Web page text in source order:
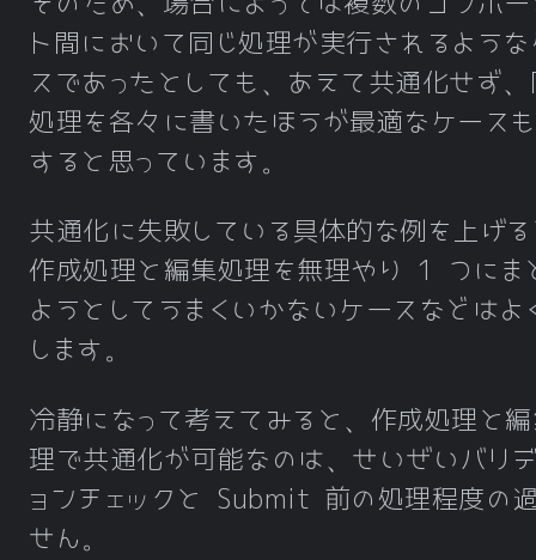
ト間において同じ処理が実行されるよう
スであったとしても、あえて共通化せず、
処理を各々に書いたほうが最適なケース
すると思っています。
共通化に失敗している具体的な例を上げ
作成処理と編集処理を無理やり 1 つにま
ようとしてうまくいかないケースなどはよ
します。
冷静になって考えてみると、作成処理と
理で共通化が可能なのは、せいぜいバリ
ョンチェックと Submit 前の処理程度の
せん。